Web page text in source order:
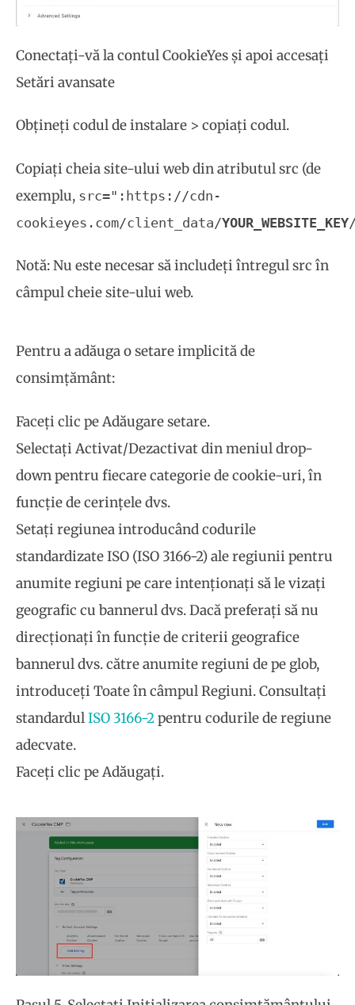
Conectați-vă la contul CookieYes și apoi accesați
Setări avansate
Obțineți codul de instalare > copiați codul.
Copiați cheia site-ului web din atributul src (de
exemplu, src=":https://cdn-
cookieyes.com/client_data/YOUR_WEBSITE_KEY
Notă: Nu este necesar să includeți întregul src în
câmpul cheie site-ului web.
Pentru a adăuga o setare implicită de
consimțământ:
Faceți clic pe Adăugare setare.
Selectați Activat/Dezactivat din meniul drop-
down pentru fiecare categorie de cookie-uri, în
funcție de cerințele dvs.
Setați regiunea introducând codurile
standardizate ISO (ISO 3166-2) ale regiunii pentru
anumite regiuni pe care intenționați să le vizați
geografic cu bannerul dvs. Dacă preferați să nu
direcționați în funcție de criterii geografice
bannerul dvs. către anumite regiuni de pe glob,
introduceți Toate în câmpul Regiuni. Consultați
standardulISO 3166-2pentru codurile de regiune
adecvate.
Faceți clic pe Adăugați.